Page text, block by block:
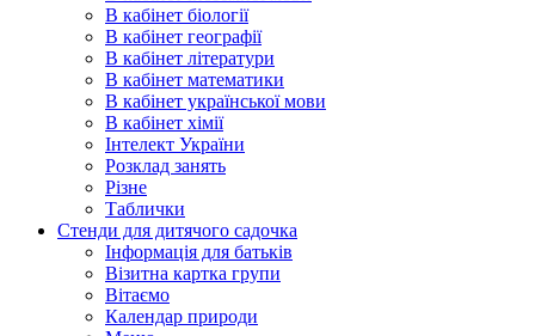
В кабінет біології
В кабінет географії
В кабінет літератури
В кабінет математики
В кабінет української мови
В кабінет хімії
Інтелект України
Розклад занять
Різне
Таблички
Стенди для дитячого садочка
Інформація для батьків
Візитна картка групи
Вітаємо
Календар природи